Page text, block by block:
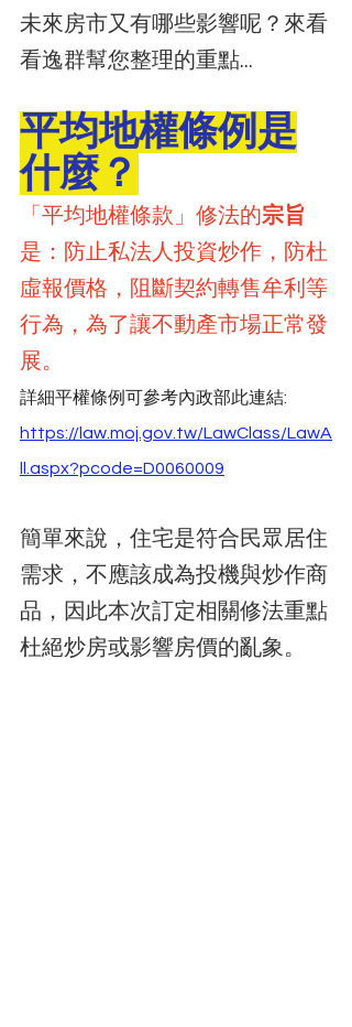
未來房市又有哪些影響呢？來看
看逸群幫您整理的重點...
平均地權條例是
什麼？
「平均地權條款」修法的宗旨
是：防止私法人投資炒作，防杜
虛報價格，阻斷契約轉售牟利等
行為，為了讓不動產市場正常發
展。
詳細平權條例可參考內政部此連結:
https://law.moj.gov.tw/LawClass/LawA
ll.aspx?pcode=D0060009
簡單來說，住宅是符合民眾居住
需求，不應該成為投機與炒作商
品，因此本次訂定相關修法重點
杜絕炒房或影響房價的亂象。